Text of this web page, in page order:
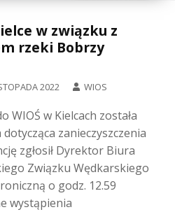
w związku z
rzeki Bobrzy
2022 WIOS
WIOŚ w Kielcach została
zanieczyszczenia
zgłosił Dyrektor Biura
Związku Wędkarskiego
o godz. 12.59
wystąpienia